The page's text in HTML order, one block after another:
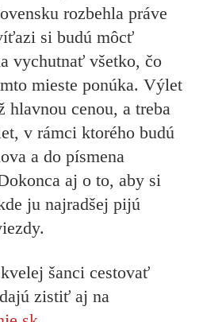
rozbehla práve
si budú môcť
vychutnať všetko, čo
mieste ponúka. Výlet
hlavnou cenou, a treba
v rámci ktorého budú
a do písmena
aj o to, aby si
ju najradšej pijú
šanci cestovať
zistiť aj na